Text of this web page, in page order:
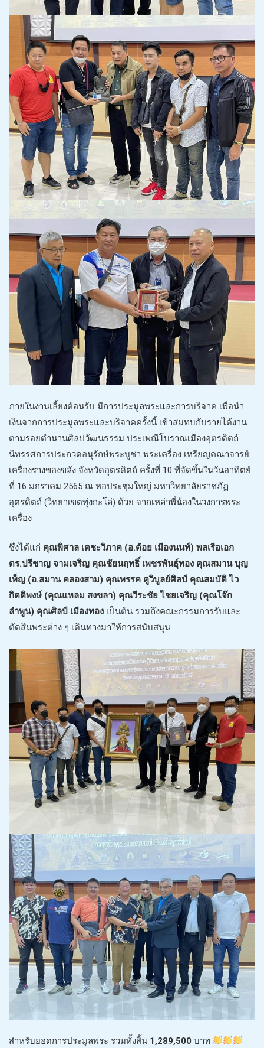
ภายในงานเลี้ยงต้อนรับ มีการประมูลพระและการบริจาค เพื่อนำ
เงินจากการประมูลพระและบริจาคครั้งนี้ เข้าสมทบกับรายได้งาน
ตามรอยตำนานศิลปวัฒนธรรม ประเพณีโบราณเมืองอุตรดิตถ์
นิทรรศการประกวดอนุรักษ์พระบูชา พระเครื่อง เหรียญคณาจารย์
เครื่องรางของขลัง จังหวัดอุตรดิตถ์ ครั้งที่ 10 ที่จัดขึ้นในวันอาทิตย์
ที่ 16 มกราคม 2565 ณ หอประชุมใหญ่ มหาวิทยาลัยราชภัฏ
อุตรดิตถ์ (วิทยาเขตทุ่งกะโล่) ด้วย จากเหล่าพี่น้องในวงการพระ
เครื่อง
ซึ่งได้แก่ คุณพิศาล เตชะวิภาค (อ.ต้อย เมืองนนท์) พลเรือเอก
ดร.ปรีชาญ จามเจริญ คุณชัยนฤทธิ์ เพชรพันธุ์ทอง คุณสมาน บุญ
เพ็ญ (อ.สมาน คลองสาม) คุณพรรค คูวิบูลย์ศิลป์ คุณสมบัติ ไว
กิตติพงษ์ (คุณแหลม สงขลา) คุณวีระชัย ไชยเจริญ (คุณโจ๊ก
ลำพูน) คุณศิลป์ เมืองทอง เป็นต้น รวมถึงคณะกรรมการรับและ
ตัดสินพระต่าง ๆ เดินทางมาให้การสนับสนุน
สำหรับยอดการประมูลพระ รวมทั้งสิ้น 1,289,500 บาท